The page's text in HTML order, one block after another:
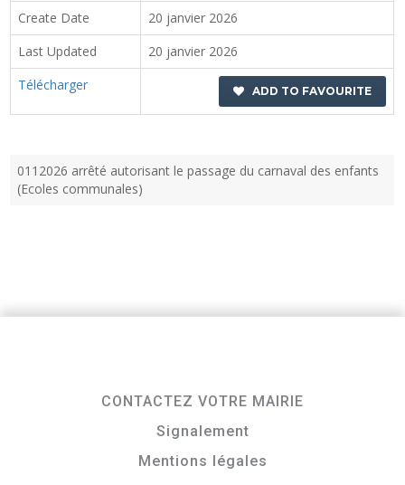
Create Date
20 janvier 2026
Last Updated
20 janvier 2026
Télécharger
ADD TO FAVOURITE
0112026 arrêté autorisant le passage du carnaval des enfants
(Ecoles communales)
CONTACTEZ VOTRE MAIRIE
Signalement
Mentions légales